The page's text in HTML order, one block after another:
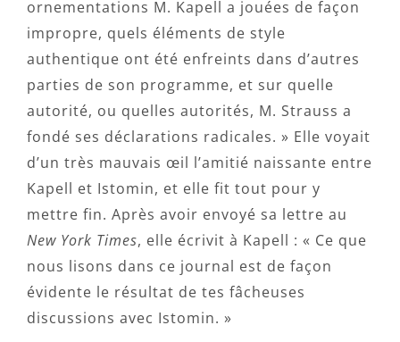
ornementations M. Kapell a jouées de façon
impropre, quels éléments de style
authentique ont été enfreints dans d’autres
parties de son programme, et sur quelle
autorité, ou quelles autorités, M. Strauss a
fondé ses déclarations radicales. » Elle voyait
d’un très mauvais œil l’amitié naissante entre
Kapell et Istomin, et elle fit tout pour y
mettre fin. Après avoir envoyé sa lettre au
New York Times, elle écrivit à Kapell : « Ce que
nous lisons dans ce journal est de façon
évidente le résultat de tes fâcheuses
discussions avec Istomin. »